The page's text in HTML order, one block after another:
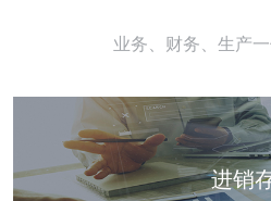
业务、财务、生产
进销